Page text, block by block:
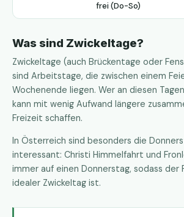
frei (Do-So)
Was sind Zwickeltage?
Zwickeltage (auch Brückentage oder
sind Arbeitstage, die zwischen einem
Wochenende liegen. Wer an diesen
kann mit wenig Aufwand längere
Freizeit schaffen.
In Österreich sind besonders die
interessant: Christi Himmelfahrt und
immer auf einen Donnerstag, sodass der
idealer Zwickeltag ist.